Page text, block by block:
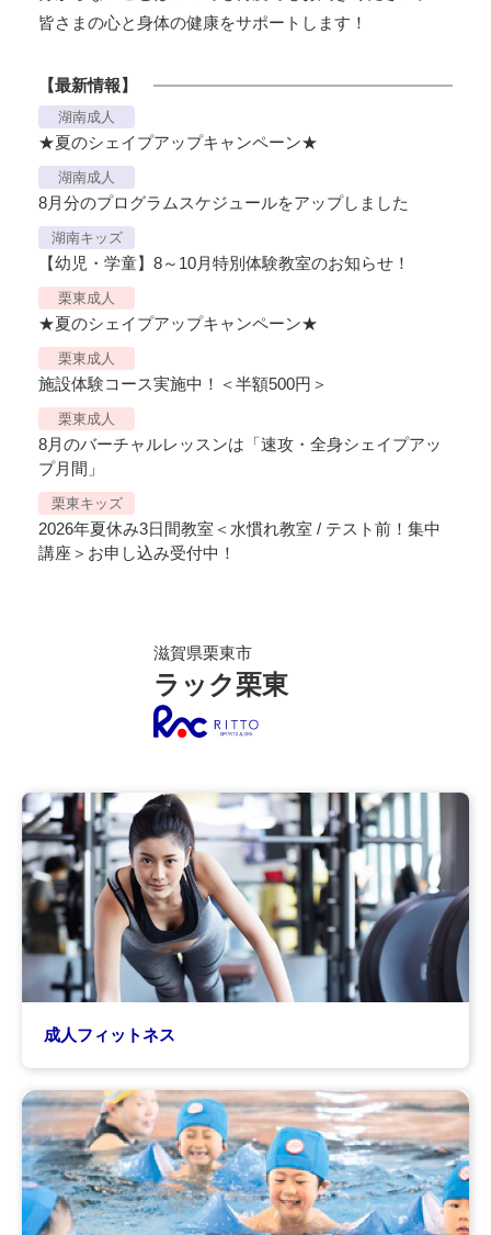
皆さまの心と身体の健康をサポートします！
【最新情報】
湖南成人
★夏のシェイプアップキャンペーン★
湖南成人
8月分のプログラムスケジュールをアップしました
湖南キッズ
【幼児・学童】8～10月特別体験教室のお知らせ！
栗東成人
★夏のシェイプアップキャンペーン★
栗東成人
施設体験コース実施中！＜半額500円＞
栗東成人
8月のバーチャルレッスンは「速攻・全身シェイプアッ
プ月間」
栗東キッズ
2026年夏休み3日間教室＜水慣れ教室 / テスト前！集中
講座＞お申し込み受付中！
滋賀県栗東市
ラック栗東
成人フィットネス